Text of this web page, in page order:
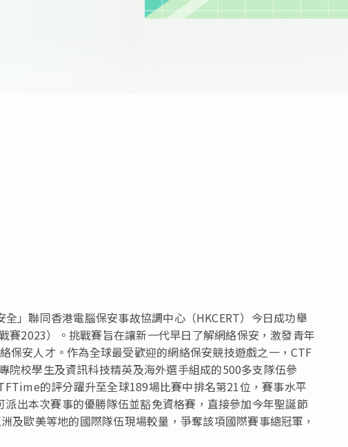
」聯同香港電腦保安事故協調中心（HKCERT） 今日成功舉
賽2023）。挑戰賽旨在讓新一代早日了解網絡保安，激發青年
保安人才。作為全球最受歡迎的網絡保安競技遊戲之一，CTF
校學生及資訊科技精英及海外選手組成的500多支隊伍參
的評分躍升至全球189場比賽中排名第21位，賽事水平
出本次賽事的優勝隊伍並豁免資格賽，直接參加今年聖誕節
及歐美等地的國際隊伍現場較量，爭奪該項國際賽事總冠軍，